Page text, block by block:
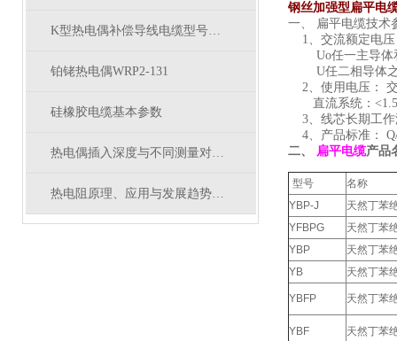
K型热电偶补偿导线电缆型号及选型参数
铂铑热电偶WRP2-131
硅橡胶电缆基本参数
热电偶插入深度与不同测量对象的关系
热电阻原理、应用与发展趋势的深入探讨
钢丝加强型扁平电
一、 扁平
1、交流额定电压
Uo任一主导体
U任二相导体之
2、使用电压：
直流系统：<1.5
3、线芯长期工
4、产品标准： Q/
二、 扁平电缆产品
型号
名称
YBP-J
天然丁苯
YFBPG
天然丁苯
YBP
天然丁苯
YB
天然丁苯
YBFP 天然丁苯
YBF 天然丁苯